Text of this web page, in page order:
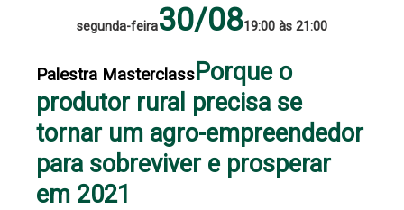
segunda-feira30/0819:00 às 21:00
Palestra Masterclass Porque o
produtor rural precisa se
tornar um agro-empreendedor
para sobreviver e prosperar
em 2021